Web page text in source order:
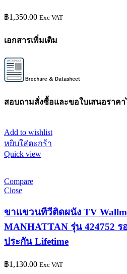
฿1,350.00 Exc VAT
เอกสารเพิ่มเติม
สอบถามสั่งซื้อและขอใบเสนอราค
Add to wishlist
หยิบใส่ตะกร้า
Quick view
Compare
Close
ขาแขวนทีวีติดผนัง TV
MANHATTAN รุ่น 424752 ร
ประกัน Lifetime
฿1,130.00 Exc VAT